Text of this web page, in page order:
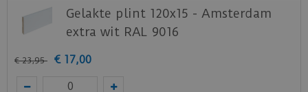
Gelakte plint 120x15 - Amsterdam
extra wit RAL 9016
€ 23,95 € 17,00